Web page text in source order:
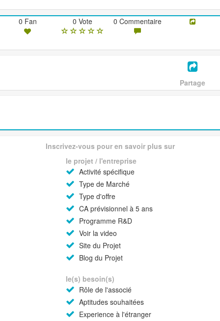
0 Fan 0 Vote 0 Commentaire
Partage
Inscrivez-vous pour en savoir plus sur
le projet / l'entreprise
Activité spécifique
Type de Marché
Type d'offre
CA prévisionnel à 5 ans
Programme R&D
Voir la video
Site du Projet
Blog du Projet
le(s) besoin(s)
Rôle de l'associé
Aptitudes souhaitées
Experience à l'étranger